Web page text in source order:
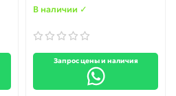
В наличии ✓
Запрос цены и наличия